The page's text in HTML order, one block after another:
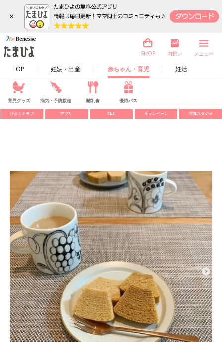
×
TOP 妊娠・出産 赤ちゃん・育児 妊活
SHOP 内祝い メニュー
育児グッズ 病気・予防接種 離乳食 優待パス
ひよこクラブ アプリ SNS キャンペーン 写真スタジオ